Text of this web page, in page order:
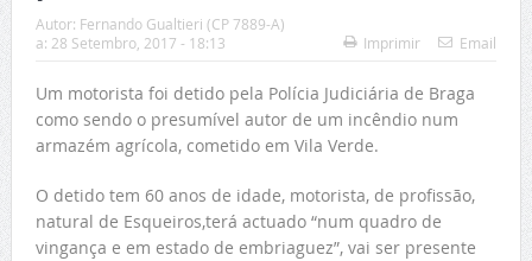
Autor: Fernando Gualtieri (CP 7889-A)
a: 28 Setembro, 2017 - 18:13 Imprimir Email
Um motorista foi detido pela Polícia Judiciária de Braga
como sendo o presumível autor de um incêndio num
armazém agrícola, cometido em Vila Verde.
O detido tem 60 anos de idade, motorista, de profissão,
natural de Esqueiros,terá actuado “num quadro de
vingança e em estado de embriaguez”, vai ser presente